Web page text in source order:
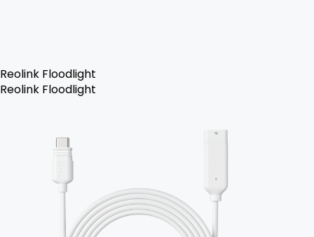
Reolink Floodlight
Reolink Floodlight